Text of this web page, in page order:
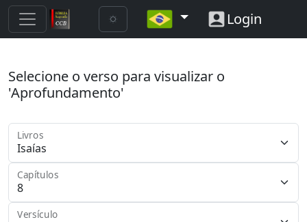
Login
Selecione o verso para visualizar o
'Aprofundamento'
Livros
Capítulos
Versículo